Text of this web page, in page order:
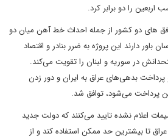
اربعین را دو برابر کرد.
های دو کشور از جمله احداث خط آهن میان دو
باور دارند این پروژه به ضرر بنادر و اقتصاد
در سوریه و لبنان را تقویت می‌کند.
بدهی‌های عراق به ایران و دور زدن
پرداخت می‌شود، توافق شد.
اعلام نشده تایید می‌کنند که دولت جدید
تا بیشترین حد ممکن استفاده کند و از